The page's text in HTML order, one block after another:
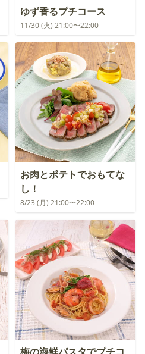
ゆず香るプチコース
11/30 (火) 21:00〜22:00
お肉とポテトでおもてな
し！
8/23 (月) 21:00〜22:00